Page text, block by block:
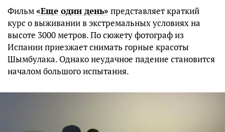
Фильм«Еще один день» представляет краткий
курс о выживании в экстремальных условиях на
высоте 3000 метров. По сюжету фотограф из
Испании приезжает снимать горные красоты
Шымбулака. Однако неудачное падение становится
началом большого испытания.